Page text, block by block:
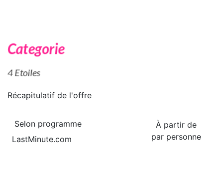
Récapitulatif de l'offre
À partir de
par personne
Selon programme
LastMinute.com